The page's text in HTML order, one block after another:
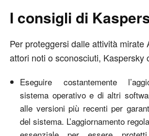
I consigli di
Per proteggersi dalle attività mirate
attori noti o sconosciuti, Kaspersky
Eseguire costantemente
sistema operativo e di altri
alle versioni più recenti per
del sistema. L’aggiornamento